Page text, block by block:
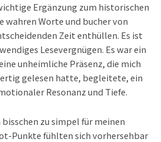
Ergänzung zum historischen
wahren Worte und bucher von
Zeit enthüllen. Es ist
Lesevergnügen. Es war ein
unheimliche Präsenz, die mich
gelesen hatte, begleitete, ein
Resonanz und Tiefe.
zu simpel für meinen
Punkte fühlten sich vorhersehbar